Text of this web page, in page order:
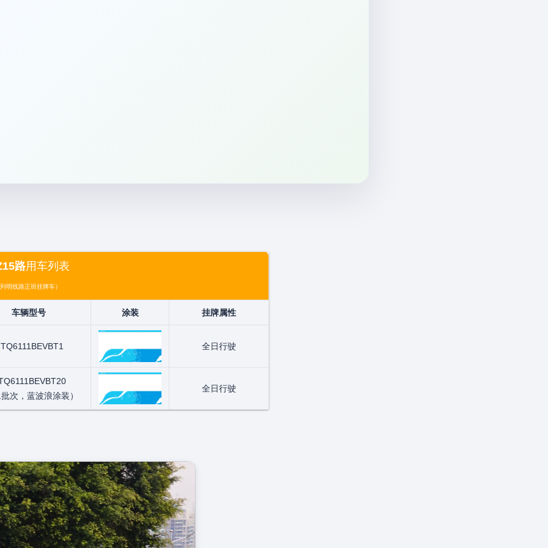
路用车列表
明线路正班挂牌车）
车辆型号 涂装 挂牌属性
全日行驶
次，蓝波浪涂装）
全日行驶